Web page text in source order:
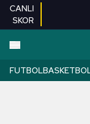
CANLI
SKOR
FUTBOL